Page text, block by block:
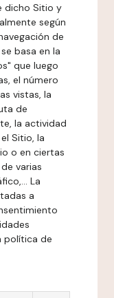
dicho Sitio y
según
de
basa en la
que luego
el número
vistas, la
de
la actividad
Sitio, la
o en ciertas
varias
La
a
política de